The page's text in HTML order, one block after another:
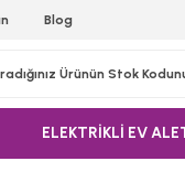
Blog
ELEKTRİKLİ EV